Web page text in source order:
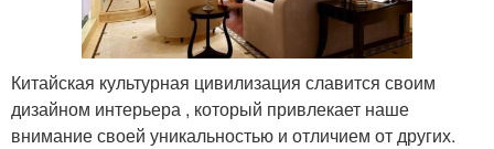
Китайская культурная цивилизация славится своим
дизайном интерьера , который привлекает наше
внимание своей уникальностью и отличием от других.